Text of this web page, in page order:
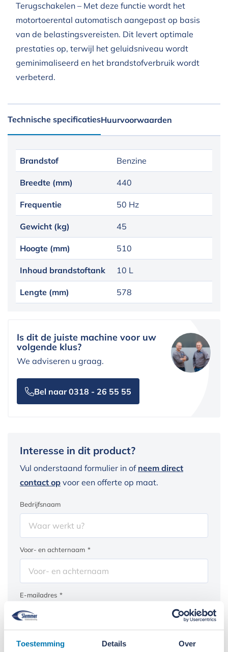
Toestemming Details Over
Terugschakelen – Met deze functie wordt het
motortoerental automatisch aangepast op basis
van de belastingsvereisten. Dit levert optimale
prestaties op, terwijl het geluidsniveau wordt
geminimaliseerd en het brandstofverbruik wordt
verbeterd.
Technische specificatiesHuurvoorwaarden
Brandstof Benzine
Breedte (mm) 440
Frequentie 50 Hz
Gewicht (kg) 45
Hoogte (mm) 510
Inhoud brandstoftank 10 L
Lengte (mm) 578
Is dit de juiste machine voor uw
volgende klus?
We adviseren u graag.
Bel naar 0318 - 26 55 55
Interesse in dit product?
Vul onderstaand formulier in of neem direct
contact op voor een offerte op maat.
Bedrijfsnaam
Voor- en achternaam *
E-mailadres *
Telefoonnummer